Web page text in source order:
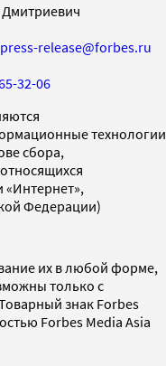
press-release@forbes.ru
32-06
технологии
сбора,
«Интернет»,
Федерации)
их в любой форме,
только с
знак Forbes
Forbes Media Asia